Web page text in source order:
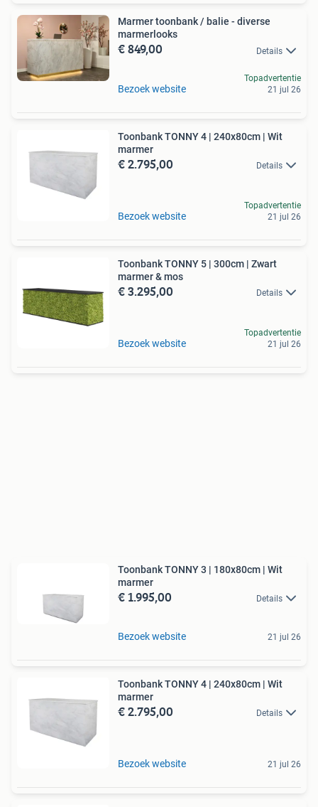
Marmer toonbank / balie - diverse
marmerlooks
€ 849,00 Details
Bezoek website
Topadvertentie
21 jul 26
Toonbank TONNY 4 | 240x80cm | Wit
marmer
€ 2.795,00 Details
Bezoek website
Topadvertentie
21 jul 26
Toonbank TONNY 5 | 300cm | Zwart
marmer & mos
€ 3.295,00 Details
Bezoek website
Topadvertentie
21 jul 26
Toonbank TONNY 3 | 180x80cm | Wit
marmer
€ 1.995,00 Details
Bezoek website 21 jul 26
Toonbank TONNY 4 | 240x80cm | Wit
marmer
€ 2.795,00 Details
Bezoek website 21 jul 26